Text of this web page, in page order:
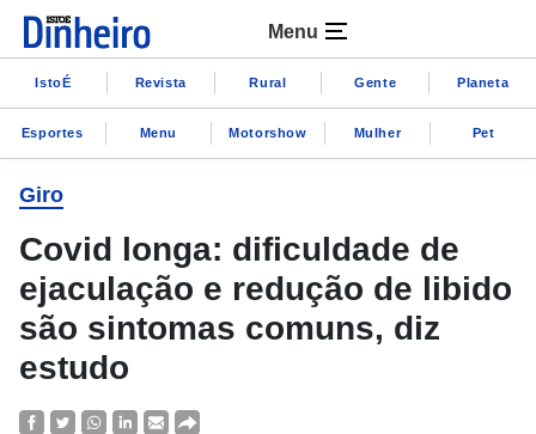
Menu
IstoÉ Revista Rural Gente Planeta
Esportes Menu Motorshow Mulher Pet
Giro
Covid longa: dificuldade de
ejaculação e redução de libido
são sintomas comuns, diz
estudo